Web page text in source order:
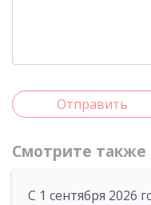
Отправить
Смотрите также
С 1 сентября 2026